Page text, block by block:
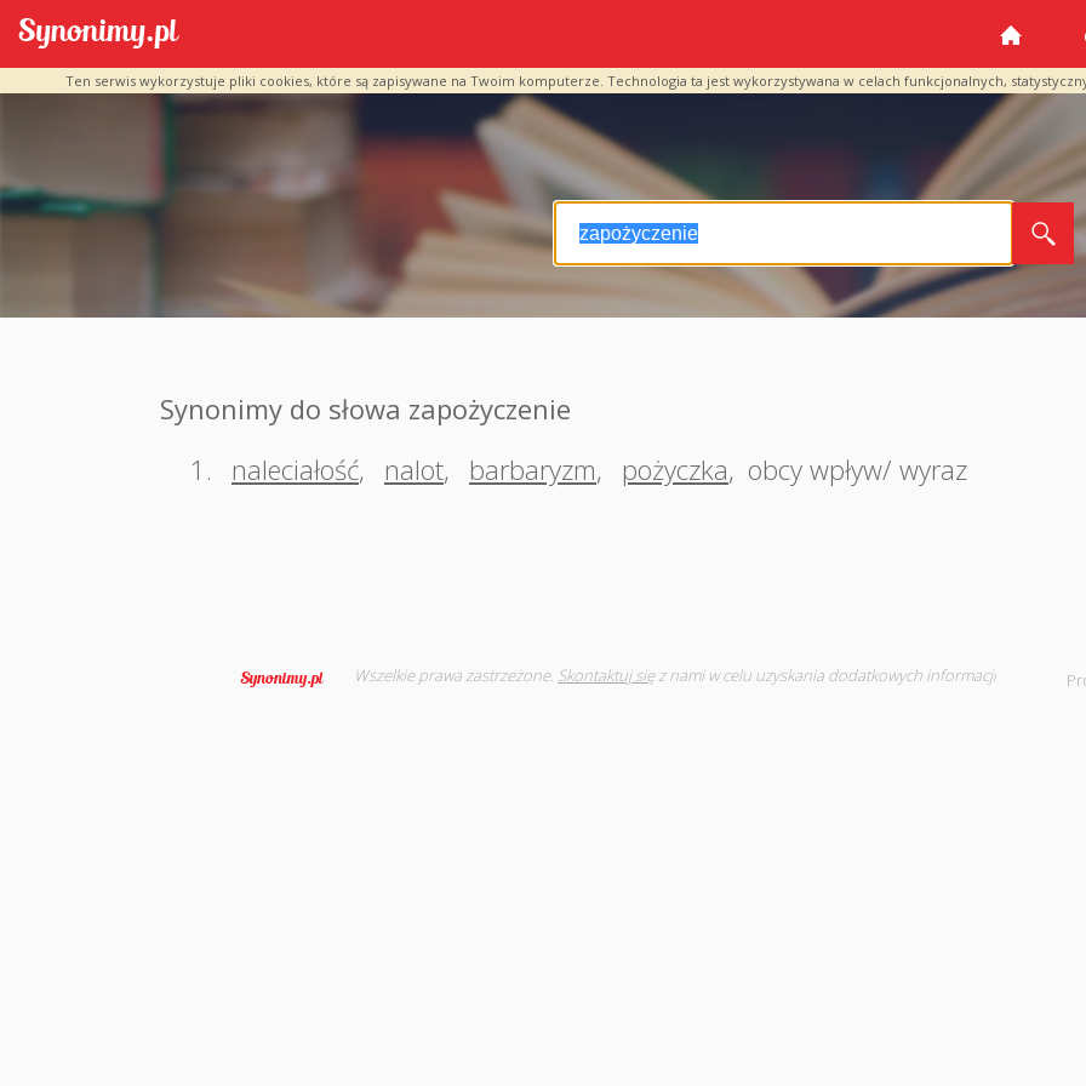
Ten serwis wykorzystuje pliki cookies, które są zapisywane na Twoim komputerze. Technologia ta jest wykorzystywana w celach funkcjonalnych,
Synonimy do słowa zapożyczenie
1.
naleciałość, nalot, barbaryzm, pożyczka, obcy wpływ/ wyraz
Wszelkie prawa zastrzeżone. Skontaktuj sięz nami w celu uzyskania dodatkowych informacji